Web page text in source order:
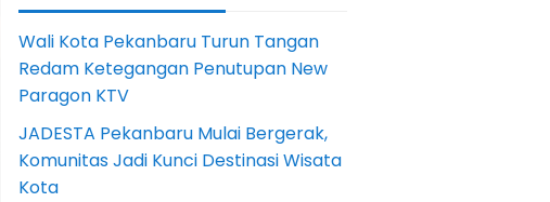
Wali Kota Pekanbaru Turun Tangan
Redam Ketegangan Penutupan New
Paragon KTV
JADESTA Pekanbaru Mulai Bergerak,
Komunitas Jadi Kunci Destinasi Wisata
Kota